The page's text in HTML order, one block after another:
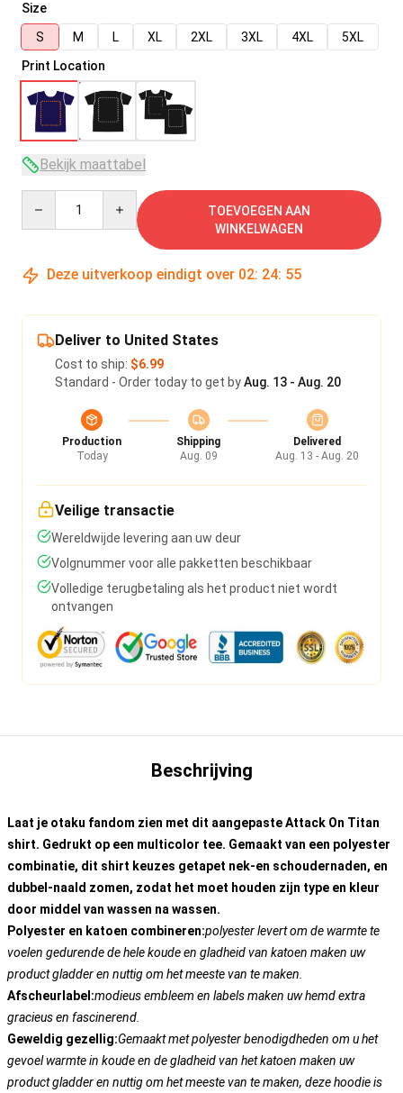
Size
S
M L XL 2XL 3XL 4XL
5XL
Print Location
Bekijk maattabel
TOEVOEGEN AAN
WINKELWAGEN
Deze uitverkoop eindigt over 02: 24: 54
Deliver to United States
Cost to ship: $6.99
Standard - Order today to get byAug. 13 - Aug. 20
Production
Today
Shipping
Aug. 09
Delivered
Aug. 13 - Aug. 20
Veilige transactie
Wereldwijde levering aan uw deur
Volgnummer voor alle pakketten beschikbaar
Volledige terugbetaling als het product niet wordt
ontvangen
Beschrijving
Laat je otaku fandom zien met dit aangepaste Attack On Titan
shirt. Gedrukt op een multicolor tee. Gemaakt van een polyester
combinatie, dit shirt keuzes getapet nek-en schoudernaden, en
dubbel-naald zomen, zodat het moet houden zijn type en kleur
door middel van wassen na wassen.
Polyester en katoen combineren:polyester levert om de warmte te
voelen gedurende de hele koude en gladheid van katoen maken uw
product gladder en nuttig om het meeste van te maken.
Afscheurlabel:modieus embleem en labels maken uw hemd extra
gracieus en fascinerend.
Geweldig gezellig:Gemaakt met polyester benodigdheden om u het
gevoel warmte in koude en de gladheid van het katoen maken uw
product gladder en nuttig om het meeste van te maken, deze hoodie is